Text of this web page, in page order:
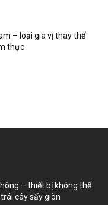
– loại gia vị thay thế
thực
– thiết bị không thể
cây sấy giòn